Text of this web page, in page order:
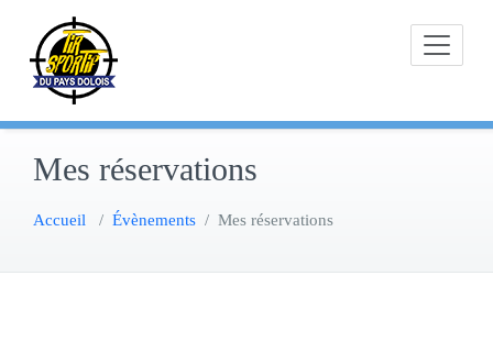
content
Mes réservations
Accueil / Évènements / Mes réservations